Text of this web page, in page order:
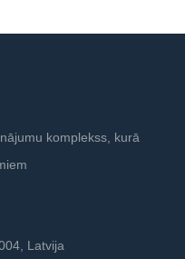
komplekss, kurā
Latvija